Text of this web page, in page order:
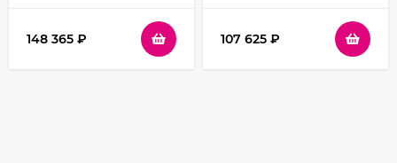
148 365 ₽
107 625 ₽